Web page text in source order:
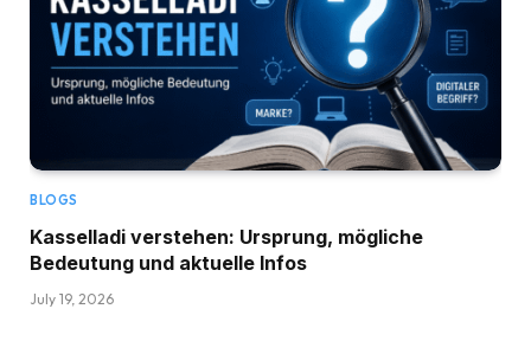
BLOGS
Kasselladi verstehen: Ursprung, mögliche
Bedeutung und aktuelle Infos
July 19, 2026